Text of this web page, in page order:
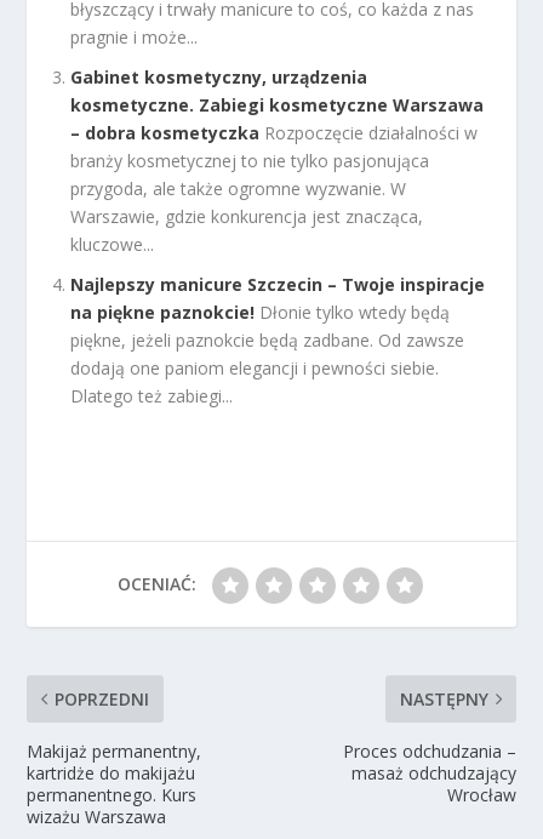
błyszczący i trwały manicure to coś, co każda z nas
pragnie i może...
Gabinet kosmetyczny, urządzenia
kosmetyczne. Zabiegi kosmetyczne Warszawa
– dobra kosmetyczka Rozpoczęcie działalności w
branży kosmetycznej to nie tylko pasjonująca
przygoda, ale także ogromne wyzwanie. W
Warszawie, gdzie konkurencja jest znacząca,
kluczowe...
Najlepszy manicure Szczecin – Twoje inspiracje
na piękne paznokcie! Dłonie tylko wtedy będą
piękne, jeżeli paznokcie będą zadbane. Od zawsze
dodają one paniom elegancji i pewności siebie.
Dlatego też zabiegi...
OCENIAĆ:
POPRZEDNI
Makijaż permanentny,
kartridże do makijażu
permanentnego. Kurs
wizażu Warszawa
NASTĘPNY
Proces odchudzania –
masaż odchudzający
Wrocław